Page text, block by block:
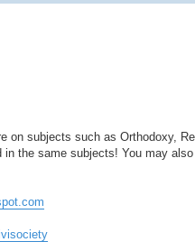
on subjects such as Orthodoxy,
the same subjects! You may